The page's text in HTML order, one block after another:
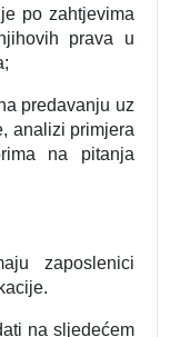
po zahtjevima
prava u
predavanju uz
analizi primjera
na pitanja
zaposlenici
na sljedećem